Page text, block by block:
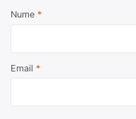
Nume *
Email *